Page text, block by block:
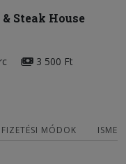
Steak House
3 500 Ft
FIZETÉSI MÓDOK